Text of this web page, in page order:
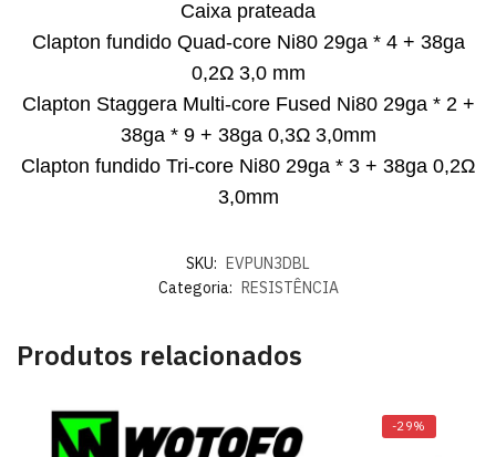
Caixa prateada
Clapton fundido Quad-core Ni80 29ga * 4 + 38ga
0,2Ω 3,0 mm
Clapton Staggera Multi-core Fused Ni80 29ga * 2 +
38ga * 9 + 38ga 0,3Ω 3,0mm
Clapton fundido Tri-core Ni80 29ga * 3 + 38ga 0,2Ω
3,0mm
SKU: EVPUN3DBL
Categoria: RESISTÊNCIA
Produtos relacionados
-29%